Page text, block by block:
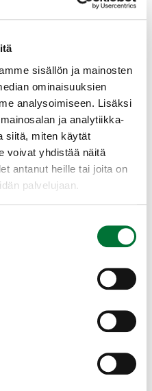
sisällön ja mainosten
ominaisuuksien
analysoimiseen. Lisäksi
ja analytiikka-
siitä, miten käytät
voivat yhdistää näitä
antanut heille tai joita on
palvelujaan.
Pesä saaressa
mättäällä.